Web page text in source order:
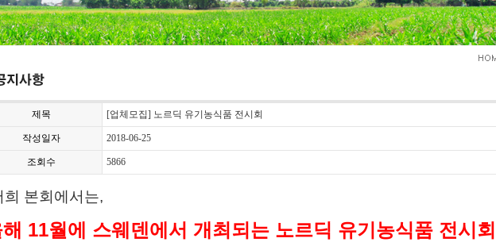
제목 [업체모집] 노르딕 유기농식품 전시회
작성일자 2018-06-25
조회수 5866
희 본회에서는,
11월에 스웨덴에서 개최되는 노르딕 유기농식품 전시 회